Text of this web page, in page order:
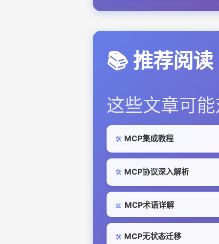
📚 推荐阅读
这些文章可
🛠️ MCP集成教程
🛠️ MCP协议深入解析
📖 MCP术语详解
🛠️ MCP无状态迁移